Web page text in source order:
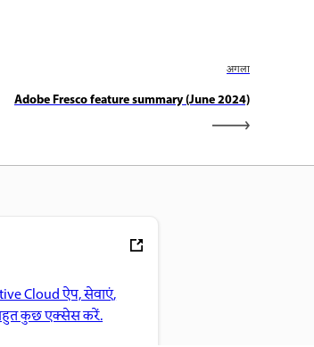
अगला
Adobe Fresco feature summary (June 2024)
Cloud ऐप, सेवाएं,
कुछ एक्सेस करें.